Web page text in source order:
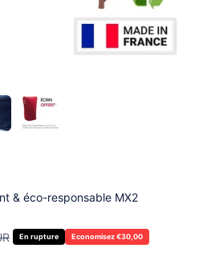
& éco-responsable MX2
En rupture Economisez €30,00